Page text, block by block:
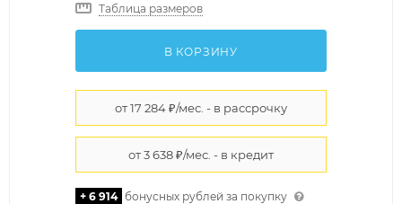
Таблица размеров
В КОРЗИНУ
+ 6 914 бонусных рублей за покупку